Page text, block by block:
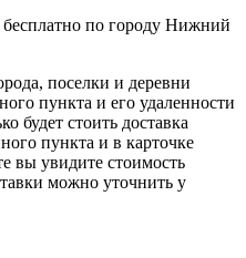
по городу Нижний
поселки и деревни
пункта и его удаленности
будет стоить доставка
пункта и в карточке
вы увидите стоимость
можно уточнить у